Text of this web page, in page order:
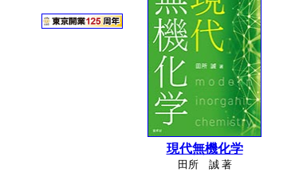
現代無機化学
田所 誠 著